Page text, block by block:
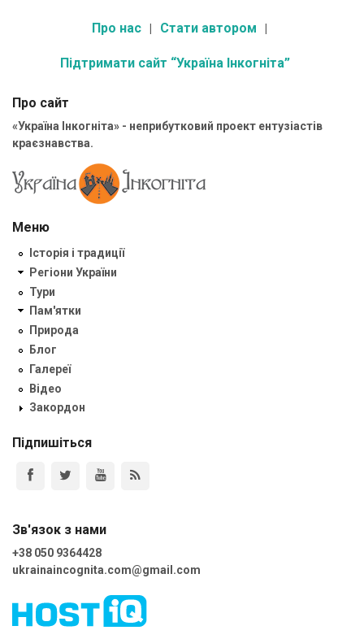
Про нас Стати автором
Підтримати сайт “Україна Інкогніта”
Про сайт
«Україна Інкогніта» - неприбутковий проект ентузіастів
краєзнавства.
Меню
Історія і традиції
Регіони України
Тури
Пам'ятки
Природа
Блог
Галереї
Відео
Закордон
Підпишіться
Зв'язок з нами
+38 050 9364428
ukrainaincognita.com@gmail.com